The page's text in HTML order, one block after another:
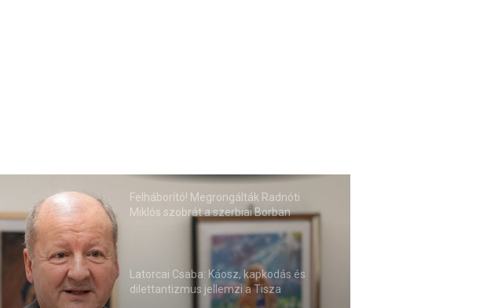
Felháborító! Megrongálták Radnóti
Miklós szobrát a szerbiai Borban
Latorcai Csaba: Káosz, kapkodás és
dilettantizmus jellemzi a Tisza